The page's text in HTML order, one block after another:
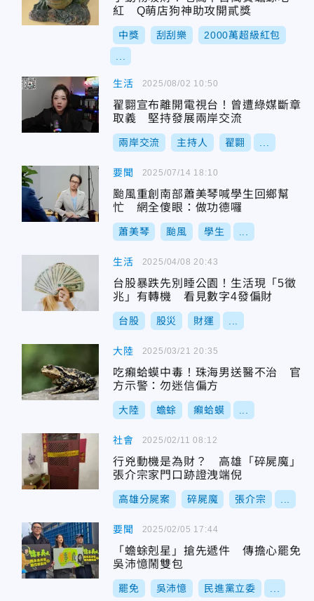
紅 Q萌店狗神助攻開貳獎
中獎 刮刮樂 2000萬超級紅包
生活
翟翾宣布離開電視台！曾遭綠媒斷章
取義 堅持發展兩岸交流
兩岸交流 主持人 翟翾
2025/08/02 10:50
要聞
颱風重創南部蕭美琴喊學生回鄉幫
忙 網全傻眼：做功德囉
蕭美琴 颱風 學生
2025/07/14 18:10
生活
台股暴跌先別睡公園！生活現「5徵
兆」有轉機 看見數字4發偏財
台股 股災 財運
2025/04/08 20:43
大陸
吃癩蛤蟆中毒！珠海男送醫不治 官
方示警：勿迷信偏方
大陸 蟾蜍 癩蛤蟆
2025/03/21 20:35
社會
行兇動機是為財？ 高雄「碎屍魔」
張介宗家門口跡證洩端倪
高雄分屍案 碎屍魔 張介宗
2025/02/11 08:12
要聞
「蟾蜍剋星」搶先遞件 傳擔心罷免
吳沛憶鬧雙包
罷免 吳沛憶 民進黨立委
2025/02/05 17:44